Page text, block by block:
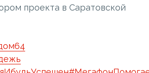
проекта в Саратовской